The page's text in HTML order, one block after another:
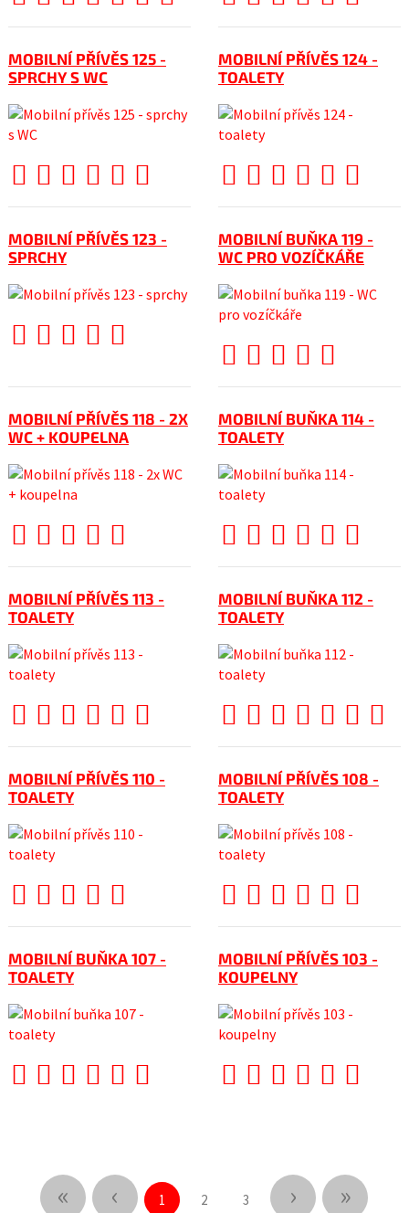
MOBILNÍ PŘÍVĚS 125 -
SPRCHY S WC
MOBILNÍ PŘÍVĚS 124 -
TOALETY
MOBILNÍ PŘÍVĚS 123 -
SPRCHY
MOBILNÍ BUŇKA 119 -
WC PRO VOZÍČKÁŘE
MOBILNÍ PŘÍVĚS 118 - 2X
WC + KOUPELNA
MOBILNÍ BUŇKA 114 -
TOALETY
MOBILNÍ PŘÍVĚS 113 -
TOALETY
MOBILNÍ BUŇKA 112 -
TOALETY
MOBILNÍ PŘÍVĚS 110 -
TOALETY
MOBILNÍ PŘÍVĚS 108 -
TOALETY
MOBILNÍ BUŇKA 107 -
TOALETY
MOBILNÍ PŘÍVĚS 103 -
KOUPELNY
« ‹ 1 2 3 › »